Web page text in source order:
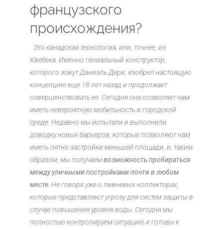
французского
происхождения?
Это канадская технология, или, точнее, из
Квебека. Именно гениальный конструктор,
которого зовут Даниэль Дери, изобрел настоящую
концепцию еще 18 лет назад и продолжает
совершенствовать ее. Сегодня она позволяет нам
иметь невероятную мобильность в городской
среде. Недавно мы испытали и выполнили
доводку новых барьеров, которые позволяют нам
иметь пятно застройки меньшей площади, и, таким
образом, мы получаемвозможность пробираться
между уличными постройками почти в любом
месте . Не говоря уже о ливневых коллекторах,
которые представляют угрозу для систем защиты в
случае повышения уровня воды. Сегодня мы
полностью контролируем ситуацию и готовы к